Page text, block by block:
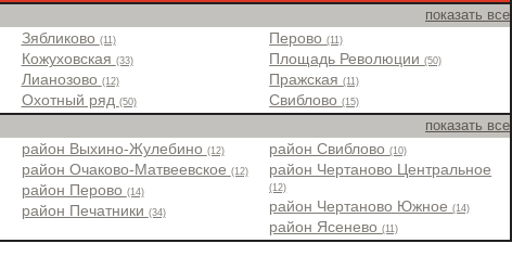
показать все
Зябликово (11)
Кожуховская (33)
Лианозово (12)
Охотный ряд (50)
Перово(11)
Площадь Революции(50)
Пражская(11)
Свиблово(15)
показать все
район Выхино-Жулебино (12)
район Очаково-Матвеевское (12)
район Перово (14)
район Печатники (34)
район Свиблово(10)
район Чертаново Центральное
(12)
район Чертаново Южное(14)
район Ясенево(11)